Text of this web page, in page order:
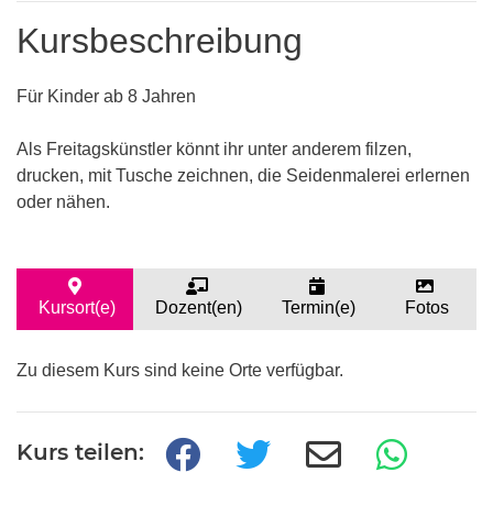
Kursbeschreibung
Für Kinder ab 8 Jahren
Als Freitagskünstler könnt ihr unter anderem filzen,
drucken, mit Tusche zeichnen, die Seidenmalerei erlernen
oder nähen.
Kursort(e) Dozent(en) Termin(e) Fotos
Zu diesem Kurs sind keine Orte verfügbar.
Kurs teilen: